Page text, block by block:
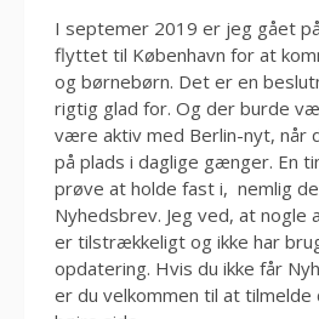
I septemer 2019 er jeg gået
flyttet til København for at
og børnebørn. Det er en
rigtig glad for. Og der burde
være aktiv med Berlin-nyt, når
på plads i daglige gænger. En
prøve at holde fast i, nemlig
Nyhedsbrev. Jeg ved, at
er tilstrækkeligt og ikke har
opdatering. Hvis du ikke får
er du velkommen til at tilmelde